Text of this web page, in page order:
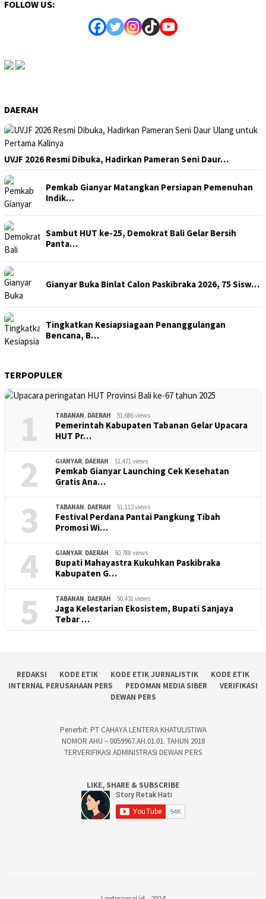
FOLLOW US:
DAERAH
UVJF 2026 Resmi Dibuka, Hadirkan Pameran Seni Daur…
Pemkab Gianyar Matangkan Persiapan Pemenuhan
Indik…
Sambut HUT ke-25, Demokrat Bali Gelar Bersih
Panta…
Gianyar Buka Binlat Calon Paskibraka 2026, 75 Sisw…
Tingkatkan Kesiapsiagaan Penanggulangan
Bencana, B…
TERPOPULER
1 TABANAN, DAERAH 51,686 views
Pemerintah Kabupaten Tabanan Gelar Upacara
HUT Pr…
2 GIANYAR, DAERAH 51,471 views
Pemkab Gianyar Launching Cek Kesehatan
Gratis Ana…
3 TABANAN, DAERAH 51,112 views
Festival Perdana Pantai Pangkung Tibah
Promosi Wi…
4 GIANYAR, DAERAH 50,788 views
Bupati Mahayastra Kukuhkan Paskibraka
Kabupaten G…
5 TABANAN, DAERAH 50,431 views
Jaga Kelestarian Ekosistem, Bupati Sanjaya
Tebar …
REDAKSI KODE ETIK KODE ETIK JURNALISTIK
KODE ETIK
INTERNAL PERUSAHAAN PERS
PEDOMAN MEDIA SIBER
VERIFIKASI
DEWAN PERS
Penerbit: PT CAHAYA LENTERA KHATULISTIWA
NOMOR AHU – 0059967.AH.01.01. TAHUN 2018
TERVERIFIKASI ADMINISTRASI DEWAN PERS
LIKE, SHARE & SUBSCRIBE